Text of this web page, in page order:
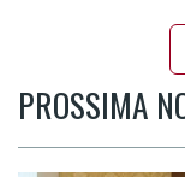
PROSSIMA